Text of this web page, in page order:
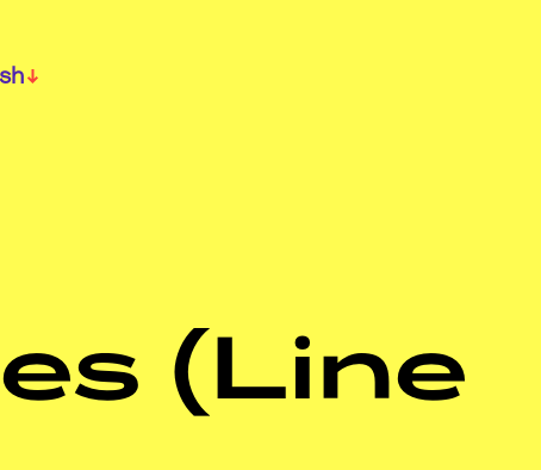
(Line